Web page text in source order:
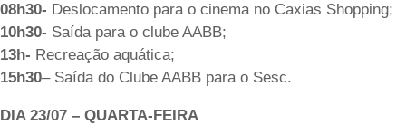
08h30- Deslocamento para o cinema no Caxias Shopping;
10h30- Saída para o clube AABB;
13h- Recreação aquática;
15h30– Saída do Clube AABB para o Sesc.
DIA 23/07 – QUARTA-FEIRA